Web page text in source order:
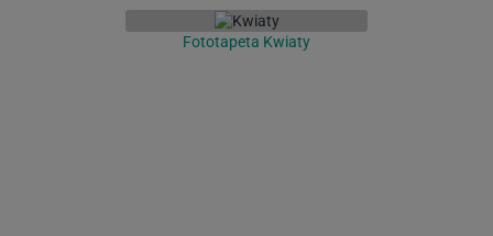
Fototapeta Kwiaty